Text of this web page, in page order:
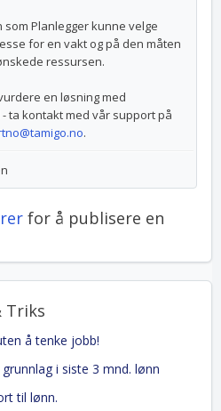
som Planlegger kunne velge
for en vakt og på den måten
ressursen.
en løsning med
ta kontakt med vår support på
.
for å publisere en
Triks
å tenke jobb!
i siste 3 mnd. lønn
til lønn.